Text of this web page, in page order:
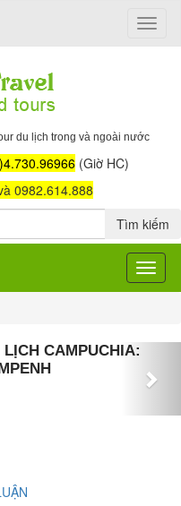
Toggle
du lịch trong và ngoài nước
(Giờ HC)
0982.614.888
Tìm kiếm
Toggle
CAMPUCHIA: